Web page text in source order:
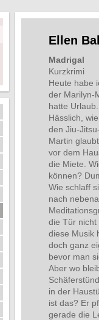
Ellen
Madrigal
Kurzkrimi
Heute habe
der Marilyn-
hatte Urlaub.
Hässlich,
den Jiu-
Martin
vor dem
die Miete.
können?
Wie schlaff
nach
die Tür nicht
diese Musik
doch ganz
bevor man
Aber wo
in der
ist das? Er
gerade die